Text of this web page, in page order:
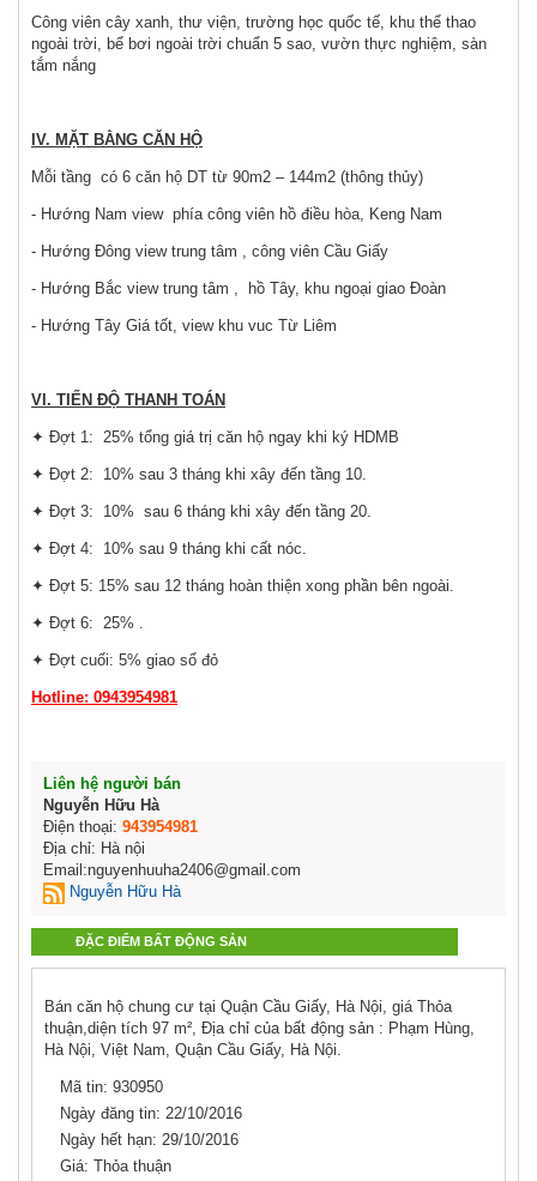
Công viên cây xanh, thư viện, trường học quốc tế, khu thể thao
ngoài trời, bể bơi ngoài trời chuẩn 5 sao, vườn thực nghiệm, sàn
tắm nắng
IV. MẶT BẰNG CĂN HỘ
Mỗi tầng có 6 căn hộ DT từ 90m2 – 144m2 (thông thủy)
- Hướng Nam view phía công viên hồ điều hòa, Keng Nam
- Hướng Đông view trung tâm , công viên Cầu Giấy
- Hướng Bắc view trung tâm , hồ Tây, khu ngoại giao Đoàn
- Hướng Tây Giá tốt, view khu vuc Từ Liêm
VI. TIẾN ĐỘ THANH TOÁN
✦ Đợt 1: 25% tổng giá trị căn hộ ngay khi ký HDMB
✦ Đợt 2: 10% sau 3 tháng khi xây đến tầng 10.
✦ Đợt 3: 10% sau 6 tháng khi xây đến tầng 20.
✦ Đợt 4: 10% sau 9 tháng khi cất nóc.
✦ Đợt 5: 15% sau 12 tháng hoàn thiện xong phần bên ngoài.
✦ Đợt 6: 25% .
✦ Đợt cuối: 5% giao sổ đỏ
Hotline: 0943954981
Liên hệ người bán
Nguyễn Hữu Hà
Điện thoại: 943954981
Địa chỉ: Hà nội
Email:nguyenhuuha2406@gmail.com
Nguyễn Hữu Hà
ĐẶC ĐIỂM BẤT ĐỘNG SẢN
Bán căn hộ chung cư tại Quận Cầu Giấy, Hà Nội, giá Thỏa
thuận,diện tích 97 m², Địa chỉ của bất động sản : Phạm Hùng,
Hà Nội, Việt Nam, Quận Cầu Giấy, Hà Nội.
Mã tin: 930950
Ngày đăng tin: 22/10/2016
Ngày hết hạn: 29/10/2016
Giá: Thỏa thuận